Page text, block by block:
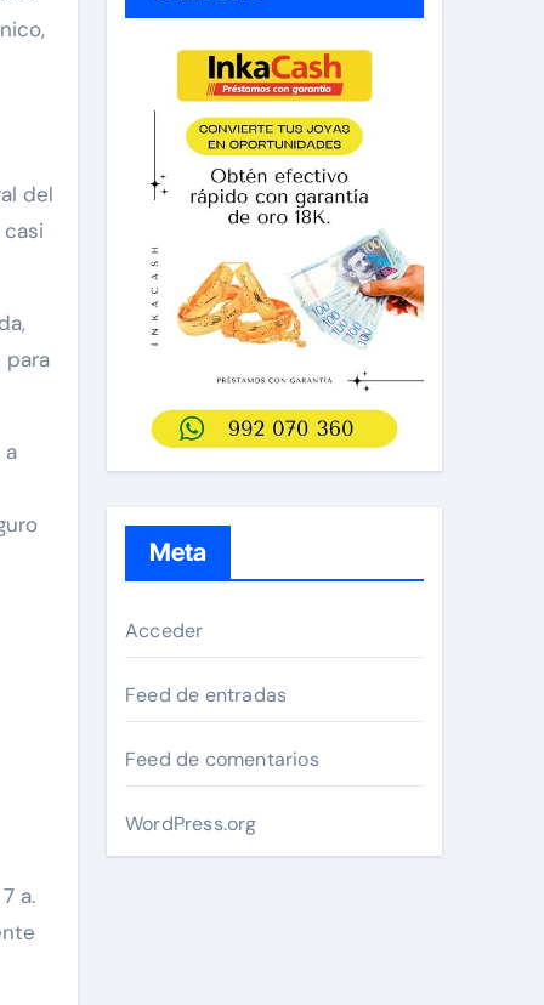
del
para
a
a.
Meta
Acceder
Feed de entradas
Feed de comentarios
WordPress.org